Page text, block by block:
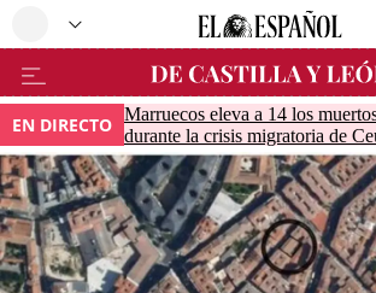
EN DIRECTO Marruecos eleva a 14 los
durante la crisis migratoria de